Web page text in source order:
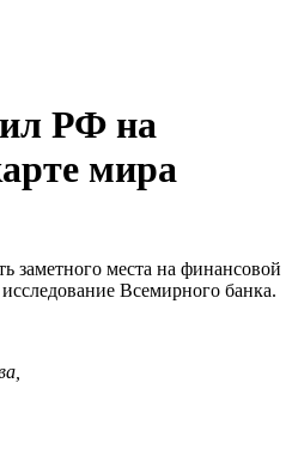
РФ на
мира
заметного места на финансовой
Всемирного банка.